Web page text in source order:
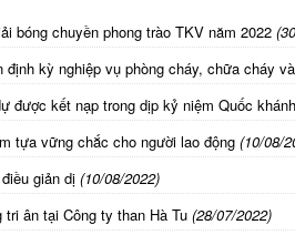
bóng chuyền phong trào TKV năm 2022
định kỳ nghiệp vụ phòng cháy, chữa cháy
được kết nạp trong dịp kỷ niệm Quốc
tựa vững chắc cho người lao động (10/08/
giản dị (10/08/2022)
tri ân tại Công ty than Hà Tu (28/07/2022)